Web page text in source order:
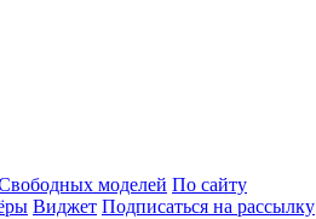
моделей По сайту
Виджет Подписаться на рассылку